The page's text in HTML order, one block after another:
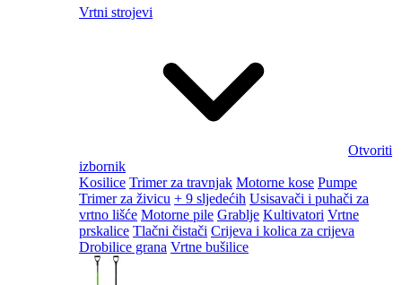
Vrtni strojevi
Otvoriti
izbornik
Kosilice Trimer za travnjak Motorne kose Pumpe
Trimer za živicu + 9 sljedećih Usisavači i puhači za
vrtno lišće Motorne pile Grablje Kultivatori Vrtne
prskalice Tlačni čistači Crijeva i kolica za crijeva
Drobilice grana Vrtne bušilice